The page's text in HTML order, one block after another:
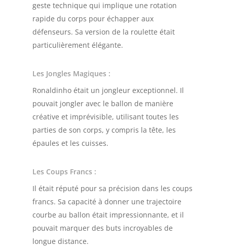
geste technique qui implique une rotation
rapide du corps pour échapper aux
défenseurs. Sa version de la roulette était
particulièrement élégante.
Les Jongles Magiques :
Ronaldinho était un jongleur exceptionnel. Il
pouvait jongler avec le ballon de manière
créative et imprévisible, utilisant toutes les
parties de son corps, y compris la tête, les
épaules et les cuisses.
Les Coups Francs :
Il était réputé pour sa précision dans les coups
francs. Sa capacité à donner une trajectoire
courbe au ballon était impressionnante, et il
pouvait marquer des buts incroyables de
longue distance.